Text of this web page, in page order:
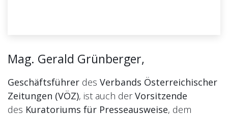
Mag. Gerald Grünberger,
Geschäftsführer des Verbands Österreichischer
Zeitungen (VÖZ), ist auch derVorsitzende
des Kuratoriums für Presseausweise, dem